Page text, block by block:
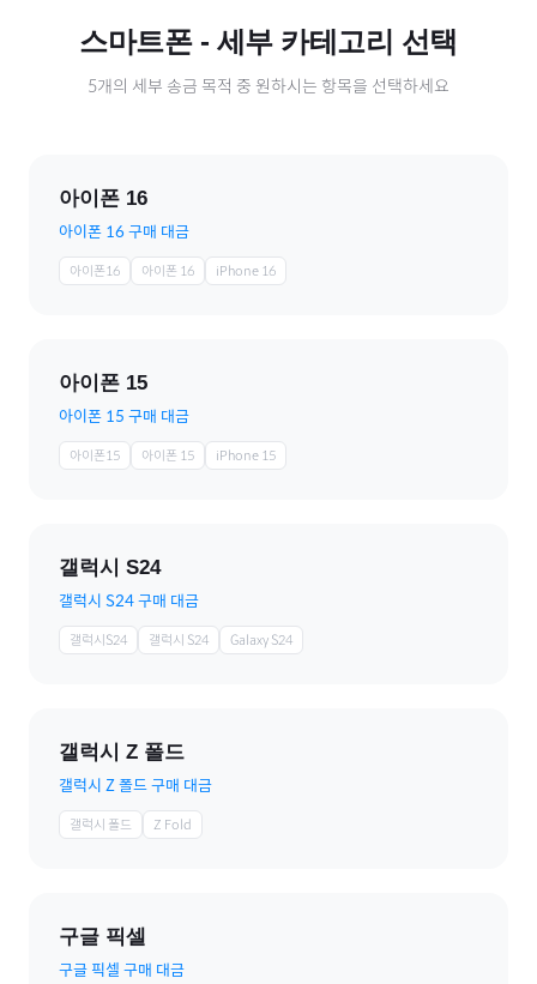
스마트폰- 세부 카테고리 선택
5개의 세부 송금 목적 중 원하시는 항목을 선택하세요
아이폰 16
아이폰 16 구매 대금
아이폰16 아이폰 16 iPhone 16
아이폰 15
아이폰 15 구매 대금
아이폰15 아이폰 15 iPhone 15
갤럭시 S24
갤럭시 S24 구매 대금
갤럭시S24 갤럭시 S24 Galaxy S24
갤럭시 Z 폴드
갤럭시 Z 폴드 구매 대금
갤럭시 폴드 Z Fold
구글 픽셀
구글 픽셀 구매 대금